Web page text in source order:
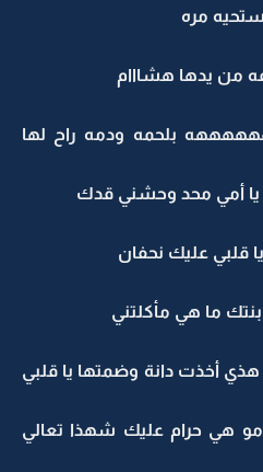
مره
من يدها هشااام
بلحمه ودمه راح لها
يا أمي محد وحشني قدك
قلبي عليك نحفان
ما هي مأكلتني
أخذت دانة وضمتها يا قلبي
مو هي حرام عليك شهذا تعالي